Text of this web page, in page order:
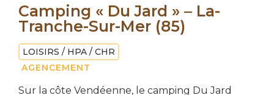
Camping « Du Jard » – La-
Tranche-Sur-Mer (85)
LOISIRS / HPA / CHR
AGENCEMENT
Sur la côte Vendéenne, le camping Du Jard